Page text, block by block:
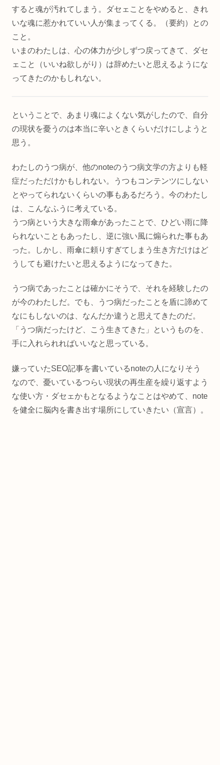
すると魂が汚れてしまう。ダセェことをやめると、きれ
いな魂に惹かれていい人が集まってくる。（要約）との
こと。
いまのわたしは、心の体力が少しずつ戻ってきて、ダセ
ェこと（いいね欲しがり）は辞めたいと思えるようにな
ってきたのかもしれない。
ということで、あまり魂によくない気がしたので、自分
の現状を憂うのは本当に辛いときくらいだけにしようと
思う。
わたしのうつ病が、他のnoteのうつ病文学の方よりも軽
症だっただけかもしれない。うつもコンテンツにしない
とやってられないくらいの事もあるだろう。今のわたし
は、こんなふうに考えている。
うつ病という大きな雨傘があったことで、ひどい雨に降
られないこともあったし、逆に強い風に煽られた事もあ
った。しかし、雨傘に頼りすぎてしまう生き方だけはど
うしても避けたいと思えるようになってきた。
うつ病であったことは確かにそうで、それを経験したの
が今のわたしだ。でも、うつ病だったことを盾に諦めて
なにもしないのは、なんだか違うと思えてきたのだ。
「うつ病だったけど、こう生きてきた」というものを、
手に入れられればいいなと思っている。
嫌っていたSEO記事を書いているnoteの人になりそう
なので、憂いているつらい現状の再生産を繰り返すよう
な使い方・ダセェかもとなるようなことはやめて、note
を健全に脳内を書き出す場所にしていきたい（宣言）。